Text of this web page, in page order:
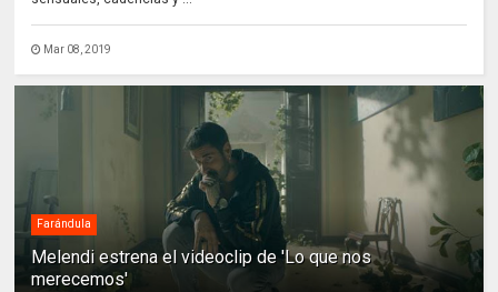
Mar 08, 2019
Farándula
Melendi estrena el videoclip de 'Lo que nos
merecemos'